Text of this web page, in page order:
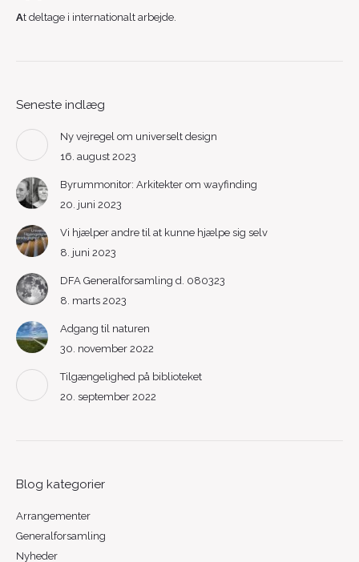
At deltage i internationalt arbejde.
Seneste indlæg
Ny vejregel om universelt design
16. august 2023
Byrummonitor: Arkitekter om wayfinding
20. juni 2023
Vi hjælper andre til at kunne hjælpe sig selv
8. juni 2023
DFA Generalforsamling d. 080323
8. marts 2023
Adgang til naturen
30. november 2022
Tilgængelighed på biblioteket
20. september 2022
Blog kategorier
Arrangementer
Generalforsamling
Nyheder